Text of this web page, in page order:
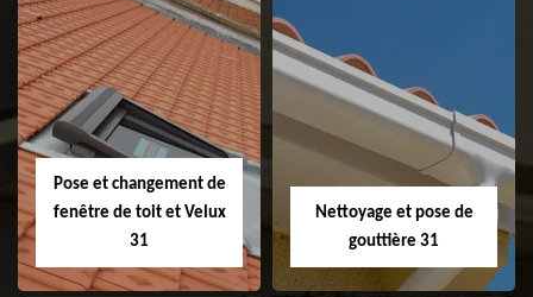
Couvreur 31
Etanchéité de
faitage et faitière
31
Pose et changement de
fenêtre de toit et Velux
31
Nettoyage et pose de
gouttière 31